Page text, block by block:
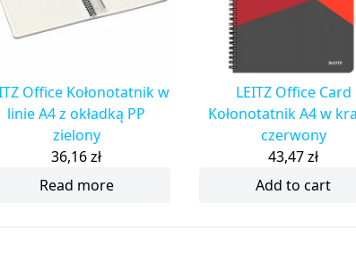
Office Kołonotatnik w
linie A4 z okładką PP
zielony
36,16zł
Read more
LEITZ Office Card
Kołonotatnik A4 w
czerwony
43,47zł
Add to cart